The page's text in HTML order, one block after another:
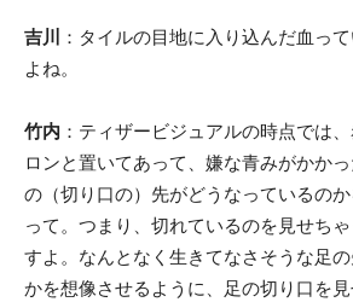
吉川
：タイルの目地に入り込んだ血っ
よね。
竹内 ：ティザービジュアルの時点では
ロンと置いてあって、嫌な青みがかか
の（切り口の）先がどうなっているの
って。つまり、切れているのを見せち
すよ。なんとなく生きてなさそうな足
かを想像させるように、足の切り口を